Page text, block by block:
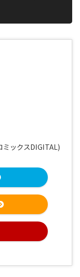
ミックスDIGITAL)